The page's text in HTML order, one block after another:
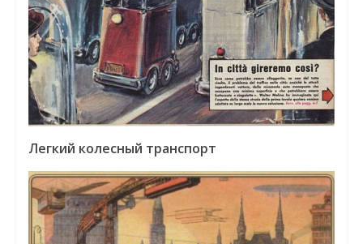
Легкий колесный транспорт